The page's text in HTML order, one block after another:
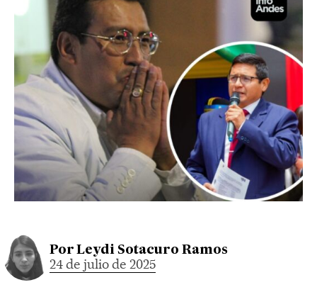
Por Leydi Sotacuro Ramos
24 de julio de 2025